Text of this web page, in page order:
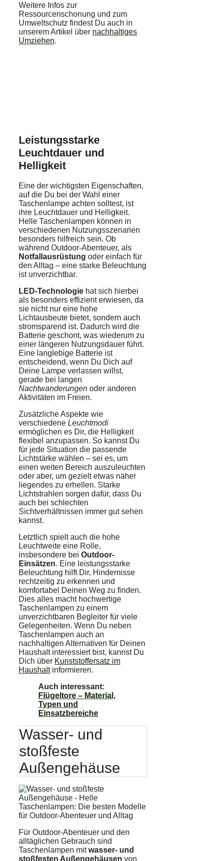
Weitere Infos zur
Ressourcenschonung und zum
Umweltschutz findest Du auch in
unserem Artikel über nachhaltiges
Umziehen.
Leistungsstarke
Leuchtdauer und
Helligkeit
Eine der wichtigsten Eigenschaften,
auf die Du bei der Wahl einer
Taschenlampe achten solltest, ist
ihre Leuchtdauer und Helligkeit.
Helle Taschenlampen können in
verschiedenen Nutzungsszenarien
besonders hilfreich sein. Ob
während Outdoor-Abenteuer, als
Notfallausrüstung oder einfach für
den Alltag – eine starke Beleuchtung
ist unverzichtbar.
LED-Technologie hat sich hierbei
als besonders effizient erwiesen, da
sie nicht nur eine hohe
Lichtausbeute bietet, sondern auch
stromsparend ist. Dadurch wird die
Batterie geschont, was wiederum zu
einer längeren Nutzungsdauer führt.
Eine langlebige Batterie ist
entscheidend, wenn Du Dich auf
Deine Lampe verlassen willst,
gerade bei langen
Nachtwanderungen oder anderen
Aktivitäten im Freien.
Zusätzliche Aspekte wie
verschiedene Leuchtmodi
ermöglichen es Dir, die Helligkeit
flexibel anzupassen. So kannst Du
für jede Situation die passende
Lichtstärke wählen – sei es, um
einen weiten Bereich auszuleuchten
oder aber, um gezielt etwas näher
liegendes zu erhellen. Starke
Lichtstrahlen sorgen dafür, dass Du
auch bei schlechten
Sichtverhältnissen immer gut sehen
kannst.
Letztlich spielt auch die hohe
Leuchtweite eine Rolle,
insbesondere bei Outdoor-
Einsätzen. Eine leistungsstarke
Beleuchtung hilft Dir, Hindernisse
rechtzeitig zu erkennen und
komfortabel Deinen Weg zu finden.
Dies alles macht hochwertige
Taschenlampen zu einem
unverzichtbaren Begleiter für viele
Gelegenheiten. Wenn Du neben
Taschenlampen auch an
nachhaltigen Alternativen für Deinen
Haushalt interessiert bist, kannst Du
Dich über Kunststoffersatz im
Haushaltinformieren.
Auch interessant:
Flügeltore – Material,
Typen und
Einsatzbereiche
Wasser- und
stoßfeste
Außengehäuse
Für Outdoor-Abenteuer und den
alltäglichen Gebrauch sind
Taschenlampen mitwasser- und
stoßfesten Außengehäusen von